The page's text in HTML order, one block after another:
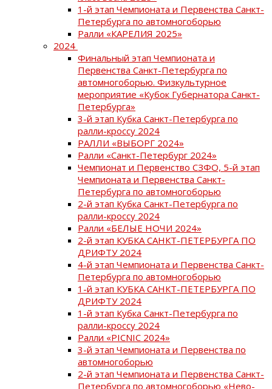
1-й этап Чемпионата и Первенства Санкт-
Петербурга по автомногоборью
Ралли «КАРЕЛИЯ 2025»
2024
Финальный этап Чемпионата и
Первенства Санкт-Петербурга по
автомногоборью. Физкультурное
мероприятие «Кубок Губернатора Санкт-
Петербурга»
3-й этап Кубка Санкт-Петербурга по
ралли-кроссу 2024
РАЛЛИ «ВЫБОРГ 2024»
Ралли «Санкт-Петербург 2024»
Чемпионат и Первенство СЗФО, 5-й этап
Чемпионата и Первенства Санкт-
Петербурга по автомногоборью
2-й этап Кубка Санкт-Петербурга по
ралли-кроссу 2024
Ралли «БЕЛЫЕ НОЧИ 2024»
2-й этап КУБКА САНКТ-ПЕТЕРБУРГА ПО
ДРИФТУ 2024
4-й этап Чемпионата и Первенства Санкт-
Петербурга по автомногоборью
1-й этап КУБКА САНКТ-ПЕТЕРБУРГА ПО
ДРИФТУ 2024
1-й этап Кубка Санкт-Петербурга по
ралли-кроссу 2024
Ралли «PICNIC 2024»
3-й этап Чемпионата и Первенства по
автомногоборью
2-й этап Чемпионата и Первенства Санкт-
Петербурга по автомногоборью «Нево-